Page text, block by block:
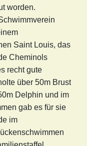
worden.
Saint Louis, das
Cheminols
recht gute
über 50m Brust
Delphin und im
gab es für sie
im